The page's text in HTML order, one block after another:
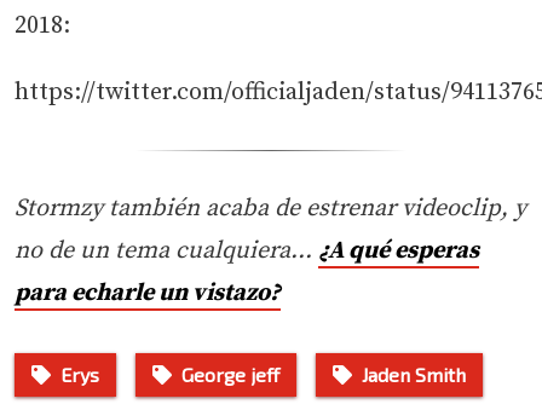
2018:
https://twitter.com/officialjaden/status/
Stormzy también acaba de estrenar videoclip, y
no de un tema cualquiera… ¿A qué esperas
para echarle un vistazo?
Erys George jeff Jaden Smith